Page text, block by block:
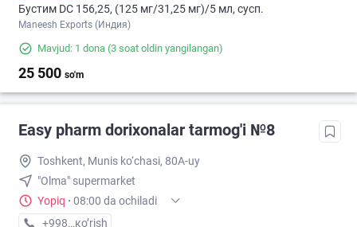
Бустим DС 156,25, (125 мг/31,25 мг)/5 мл, сусп.
Maneesh Exports (Индия)
Mavjud: 1 dona (3 soat oldin yangilangan)
25 500 so'm
Easy pharm dorixonalar tarmog'i №8
Toshkent, Munis ko‘chasi, 80A-uy
"Olma" supermarket
Yopiq · 08:00 da ochiladi
+998 (70) XXX-XX-XX
кo’rish